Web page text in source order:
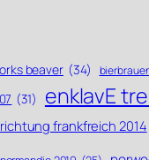
beaver (34)
(31) enklavE
frankfreich 2014